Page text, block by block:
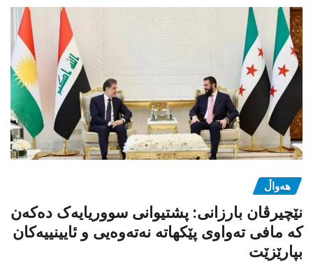
هەواڵ
نێچیرڤان بارزانی: پشتیوانی سووریایەک دەکەن
کە مافی تەواوی پێکهاتە نەتەوەیی و ئایینییەکان
بپارێزێت